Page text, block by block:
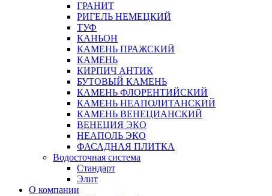
ГРАНИТ
РИГЕЛЬ НЕМЕЦКИЙ
ТУФ
КАНЬОН
КАМЕНЬ ПРАЖСКИЙ
КАМЕНЬ
КИРПИЧ АНТИК
БУТОВЫЙ КАМЕНЬ
КАМЕНЬ ФЛОРЕНТИЙСКИЙ
КАМЕНЬ НЕАПОЛИТАНСКИЙ
КАМЕНЬ ВЕНЕЦИАНСКИЙ
ВЕНЕЦИЯ ЭКО
НЕАПОЛЬ ЭКО
ФАСАДНАЯ ПЛИТКА
Водосточная система
Стандарт
Элит
О компании